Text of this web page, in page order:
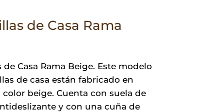
de Casa Rama
de Casa Rama Beige. Este modelo
de casa están fabricado en
color beige. Cuenta con suela de
y con una cuña de